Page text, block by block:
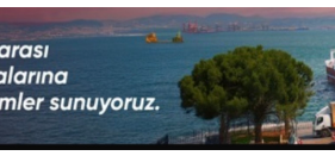
Derince,
Tüpraş,
İTU AUV,
LNG
Türkiye-
Türk